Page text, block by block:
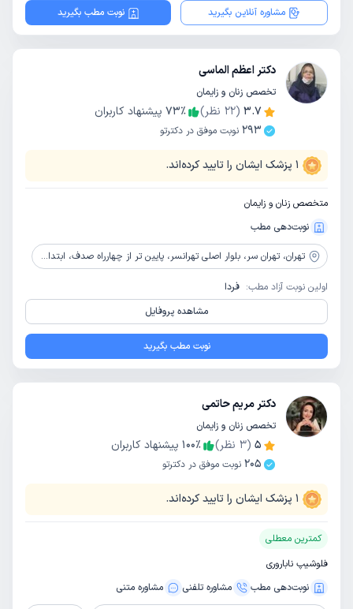
مشاوره آنلاین بگیرید نوبت مطب بگیرید
دکتر اعظم الماسی
تخصص زنان و زایمان
3.7
(
22 نظر) 73٪
پیشنهاد کاربران
293 نوبت موفق در دکترتو
1 پزشک ایشان را تایید کرده‌اند.
متخصص زنان و زایمان
نوبت‌دهی مطب
تهران،تهران سر، بلوار اصلی تهرانسر، پایین تر از چهارراه صدف، ابتدا خیابان آشوری، جنب داروخانه صدف، پلاک 62، واحد 1
اولین نوبت آزاد مطب: فردا
مشاهده پروفایل
نوبت مطب بگیرید
دکتر مریم حاتمی
تخصص زنان و زایمان
5
(
3 نظر) 100٪
پیشنهاد کاربران
205 نوبت موفق در دکترتو
1 پزشک ایشان را تایید کرده‌اند.
کمترین معطلی
فلوشیپ ناباروری
نوبت‌دهی مطب
مشاوره‌ تلفنی مشاوره‌ متنی